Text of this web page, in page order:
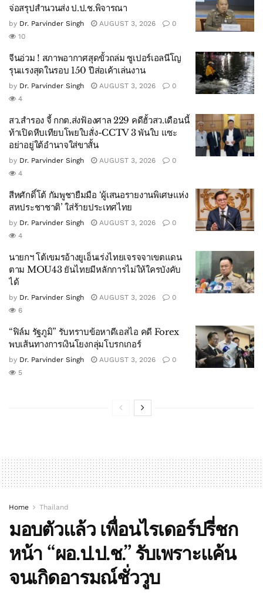
จ่อสรุปสำนวนส่ง ป.ป.ช.พิจารณา
by Dr. Parvinder Singh AUGUST 3, 2026
0
10
จีนอ่วม ! สภาพอากาศสุดขั้วถล่ม ซูเปอร์เอลนีโญ
รุนแรงสุดในรอบ 150 ปีส่อเค้าเล่นงาน
by Dr. Parvinder Singh AUGUST 3, 2026
0
4
สว.สำรอง จี้ กกต.ส่งฟ้องศาล 229 คดีฮั้วสว.เดือนนี้
ท้าเปิดหีบเทียบโพยใบสั่ง-CCTV 3 พันใบ แซะ
อย่าอยู่ใต้อำนาจใส่ขาสั้น
by Dr. Parvinder Singh AUGUST 3, 2026
0
4
สีหศักดิ์โต้ กัมพูชายืมมือ ‘ผู้เสนอรายงานพิเศษแห่ง
สหประชาชาติ’ ใส่ร้ายประเทศไทย
by Dr. Parvinder Singh AUGUST 3, 2026
0
4
นายกฯ โต้เขมรอ้างยูเอ็นเร่งไทยเจรจจาเขตแดน
ตาม MOU43 ยันไทยมีหลักการไม่ให้ใครบังคับ
ได้
by Dr. Parvinder Singh AUGUST 3, 2026
0
6
“ฟิล์ม รัฐภูมิ” รับทราบข้อหาดีเอสไอ คดี Forex
พบเส้นทางการเงินโยงกลุ่มโบรกเกอร์
by Dr. Parvinder Singh AUGUST 3, 2026
0
5
Home Thailand
มอบตัวแล้ว เพื่อนไรเดอร์ปรี่ชก
หน้า “ผอ.ป.ป.ช.” รับเพราะแค้น
จนเกิดอารมณ์ชั่ววูบ